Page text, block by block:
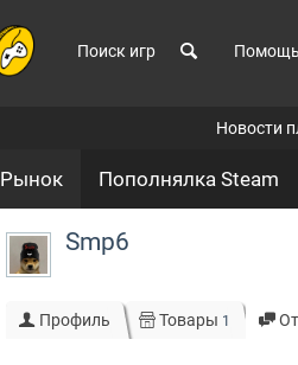
Поиск игр Помощь
Новости
Рынок Пополнялка Steam
Smp6
Профиль Товары 1